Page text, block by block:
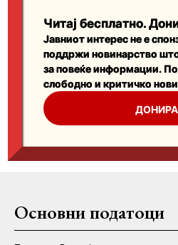
Основни податоци